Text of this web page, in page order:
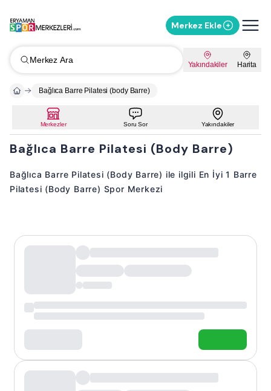
Merkez Ekle
Merkez Ara Yakındakiler Harita
Bağlıca Barre Pilatesi (body Barre)
Merkezler Soru Sor Yakındakiler
Bağlıca Barre Pilatesi (Body Barre)
Bağlıca Barre Pilatesi (Body Barre) ile ilgili En İyi 1 Barre
Pilatesi (Body Barre) Spor Merkezi